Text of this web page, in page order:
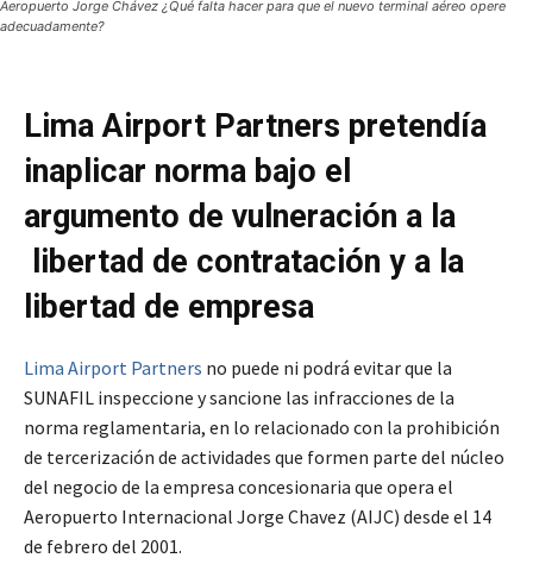
Aeropuerto Jorge Chávez ¿Qué falta hacer para que el nuevo terminal aéreo opere
adecuadamente?
Lima Airport Partners pretendía
inaplicar norma bajo el
argumento de vulneración a la
libertad de contratación y a la
libertad de empresa
Lima Airport Partners no puede ni podrá evitar que la
SUNAFIL inspeccione y sancione las infracciones de la
norma reglamentaria, en lo relacionado con la prohibición
de tercerización de actividades que formen parte del núcleo
del negocio de la empresa concesionaria que opera el
Aeropuerto Internacional Jorge Chavez (AIJC) desde el 14
de febrero del 2001.